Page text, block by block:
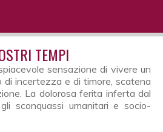
TEMPI
sensazione di vivere un
di incertezza e di timore, scatena
La dolorosa ferita inferta dal
sconquassi umanitari e socio-